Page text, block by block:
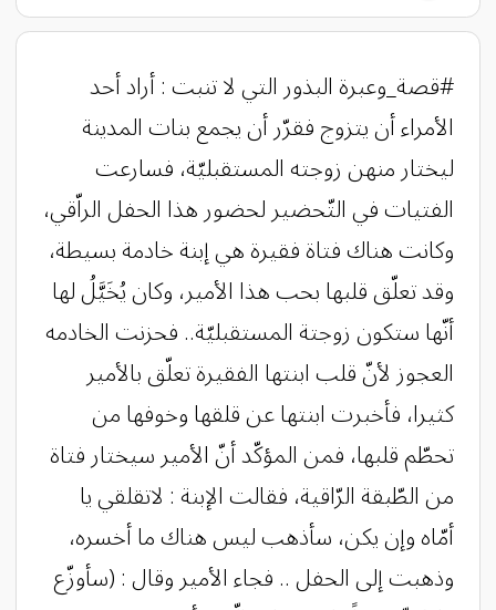
#قصة_وعبرة البذور التي لا تنبت : أراد أحد
الأمراء أن يتزوج فقرّر أن يجمع بنات المدينة
ليختار منهن زوجته المستقبليّة، فسارعت
الفتيات في التّحضير لحضور هذا الحفل الراّقي،
وكانت هناك فتاة فقيرة هي إبنة خادمة بسيطة،
وقد تعلّق قلبها بحب هذا الأمير، وكان يُخَيَّلُ لها
أنّها ستكون زوجتة المستقبليّة.. فحزنت الخادمه
العجوز لأنّ قلب ابنتها الفقيرة تعلّق بالأمير
كثيرا، فأخبرت ابنتها عن قلقها وخوفها من
تحطّم قلبها، فمن المؤكّد أنّ الأمير سيختار فتاة
من الطّبقة الرّاقية، فقالت الإبنة : لاتقلقي يا
أمّاه وإن يكن، سأذهب ليس هناك ما أخسره،
وذهبت إلى الحفل .. فجاء الأمير وقال : (سأوزّع